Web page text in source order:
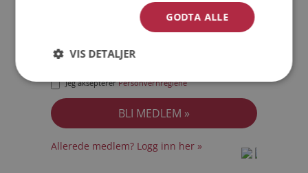
Jeg akseptererPersonvernreglene
Allerede medlem? Logg inn her »
GODTA ALLE
VIS DETALJER